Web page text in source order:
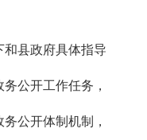
和县政府具体指导
公开工作任务，
公开体制机制，